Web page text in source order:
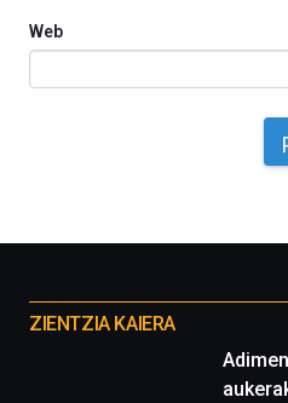
Web
proyectos
ZIENTZIA KAIERA